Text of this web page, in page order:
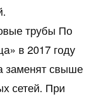
трубы По
в 2017 году
заменят свыше
сетей. При